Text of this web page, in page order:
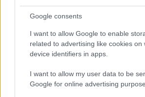
Google consents
I want to allow Google to enable
related to advertising like cookies on
device identifiers in apps.
I want to allow my user data to be
Google for online advertising